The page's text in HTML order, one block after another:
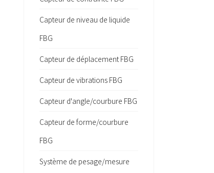
Capteur de niveau de liquide
FBG
Capteur de déplacement FBG
Capteur de vibrations FBG
Capteur d'angle/courbure FBG
Capteur de forme/courbure
FBG
Système de pesage/mesure